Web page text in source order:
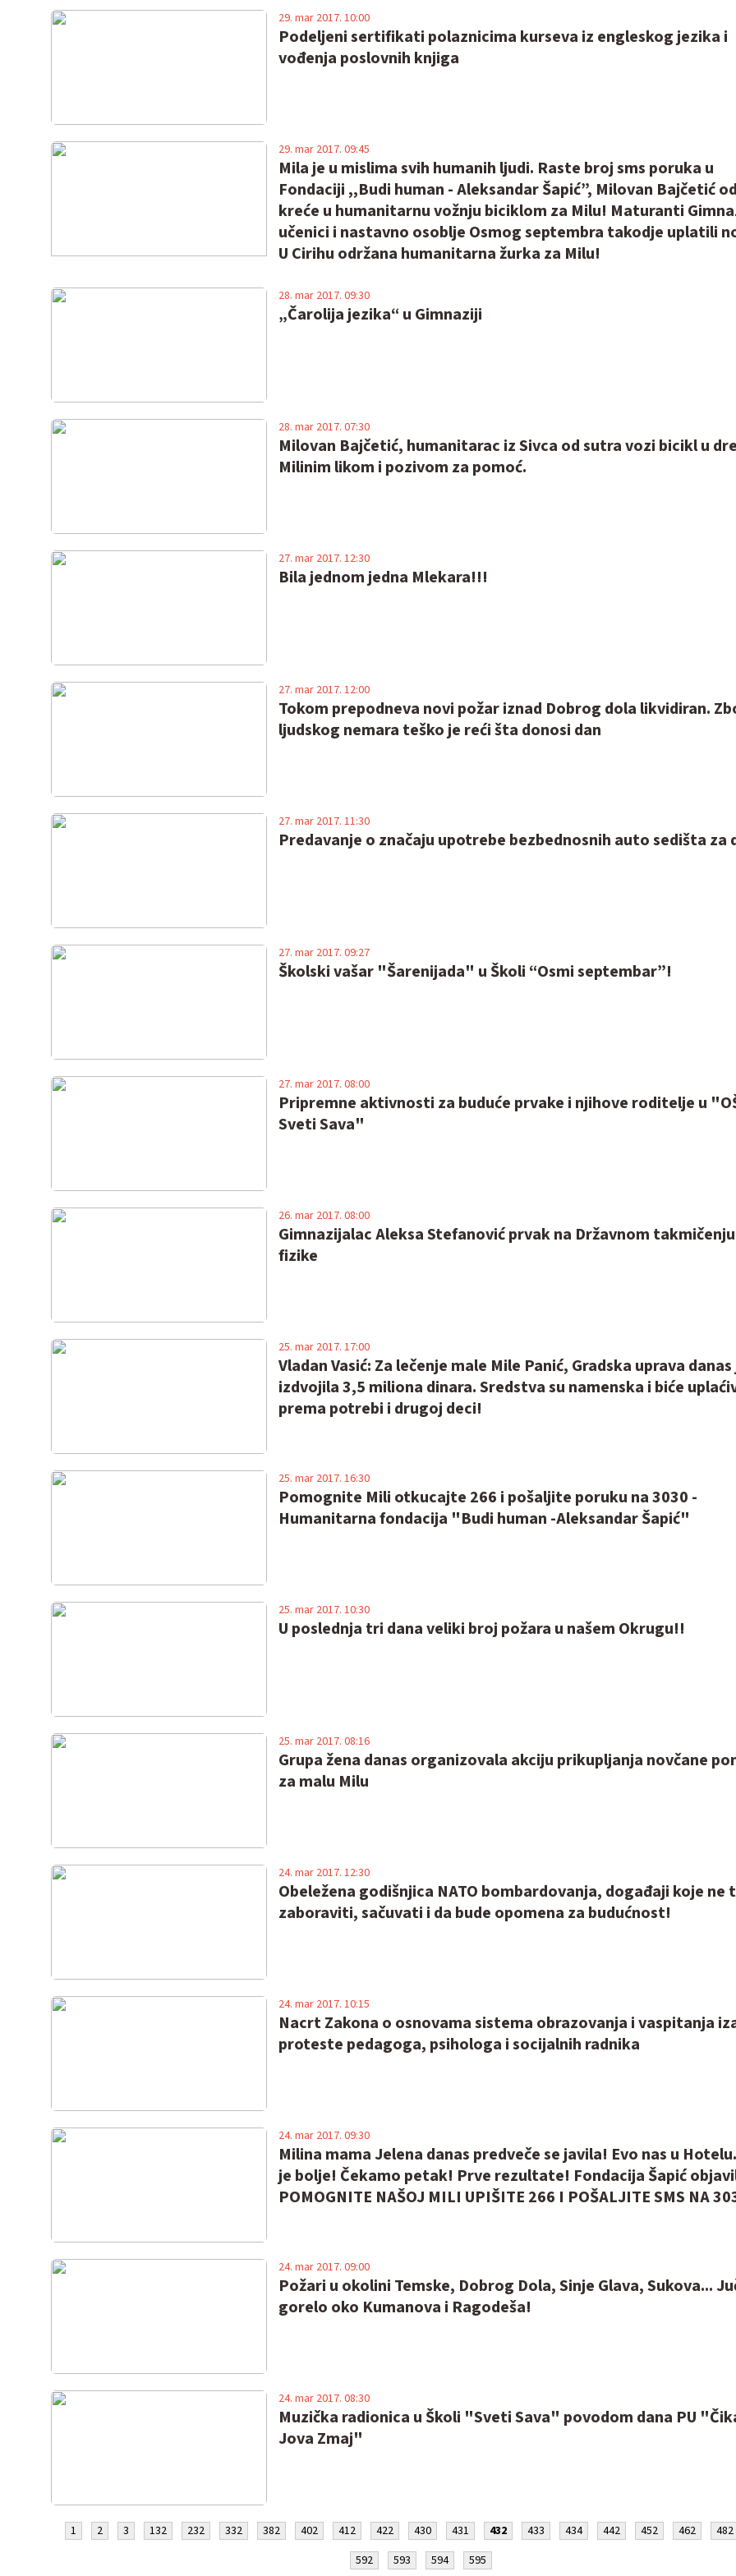
Podeljeni sertifikati polaznicima kurseva iz engleskog jezika i
vođenja poslovnih knjiga
29. mar 2017. 10:00
Mila je u mislima svih humanih ljudi. Raste broj sms poruka u
Fondaciji ,,Budi human - Aleksandar Šapić”, Milovan Bajčetić
kreće u humanitarnu vožnju biciklom za Milu! Maturanti
učenici i nastavno osoblje Osmog septembra takodje uplatili
U Cirihu održana humanitarna žurka za Milu!
29. mar 2017. 09:45
„Čarolija jezika“ u Gimnaziji
28. mar 2017. 09:30
Milovan Bajčetić, humanitarac iz Sivca od sutra vozi bicikl u
Milinim likom i pozivom za pomoć.
28. mar 2017. 07:30
Bila jednom jedna Mlekara!!!
27. mar 2017. 12:30
Tokom prepodneva novi požar iznad Dobrog dola likvidiran.
ljudskog nemara teško je reći šta donosi dan
27. mar 2017. 12:00
Predavanje o značaju upotrebe bezbednosnih auto sedišta za
27. mar 2017. 11:30
Školski vašar "Šarenijada" u Školi “Osmi septembar”!
27. mar 2017. 09:27
Pripremne aktivnosti za buduće prvake i njihove roditelje u
Sveti Sava"
27. mar 2017. 08:00
Gimnazijalac Aleksa Stefanović prvak na Državnom
fizike
26. mar 2017. 08:00
Vladan Vasić: Za lečenje male Mile Panić, Gradska uprava danas
izdvojila 3,5 miliona dinara. Sredstva su namenska i biće
prema potrebi i drugoj deci!
25. mar 2017. 17:00
Pomognite Mili otkucajte 266 i pošaljite poruku na 3030 -
Humanitarna fondacija "Budi human -Aleksandar Šapić"
25. mar 2017. 16:30
U poslednja tri dana veliki broj požara u našem Okrugu!!
25. mar 2017. 10:30
Grupa žena danas organizovala akciju prikupljanja novčane
za malu Milu
25. mar 2017. 08:16
Obeležena godišnjica NATO bombardovanja, događaji koje ne
zaboraviti, sačuvati i da bude opomena za budućnost!
24. mar 2017. 12:30
Nacrt Zakona o osnovama sistema obrazovanja i vaspitanja
proteste pedagoga, psihologa i socijalnih radnika
24. mar 2017. 10:15
Milina mama Jelena danas predveče se javila! Evo nas u
je bolje! Čekamo petak! Prve rezultate! Fondacija Šapić
POMOGNITE NAŠOJ MILI UPIŠITE 266 I POŠALJITE SMS NA
24. mar 2017. 09:30
Požari u okolini Temske, Dobrog Dola, Sinje Glava, Sukova...
gorelo oko Kumanova i Ragodeša!
24. mar 2017. 09:00
Muzička radionica u Školi "Sveti Sava" povodom dana PU
Jova Zmaj"
24. mar 2017. 08:30
1 2 3 132 232 332 382 402 412 422 430 431 432 433 434 442 452 462
482
592
593 594 595